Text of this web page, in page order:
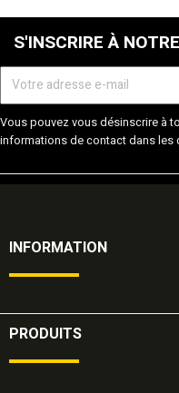
S'INSCRIRE À
Vous pouvez vous désinscrire à
informations de contact dans
INFORMATION
PRODUITS